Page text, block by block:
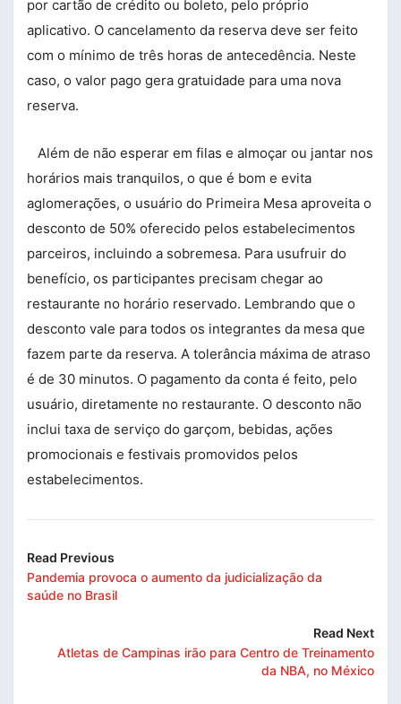
por cartão de crédito ou boleto, pelo próprio
aplicativo. O cancelamento da reserva deve ser feito
com o mínimo de três horas de antecedência. Neste
caso, o valor pago gera gratuidade para uma nova
reserva.
Além de não esperar em filas e almoçar ou jantar nos
horários mais tranquilos, o que é bom e evita
aglomerações, o usuário do Primeira Mesa aproveita o
desconto de 50% oferecido pelos estabelecimentos
parceiros, incluindo a sobremesa. Para usufruir do
benefício, os participantes precisam chegar ao
restaurante no horário reservado. Lembrando que o
desconto vale para todos os integrantes da mesa que
fazem parte da reserva. A tolerância máxima de atraso
é de 30 minutos. O pagamento da conta é feito, pelo
usuário, diretamente no restaurante. O desconto não
inclui taxa de serviço do garçom, bebidas, ações
promocionais e festivais promovidos pelos
estabelecimentos.
Read Previous
Pandemia provoca o aumento da judicialização da
saúde no Brasil
Read Next
Atletas de Campinas irão para Centro de Treinamento
da NBA, no México